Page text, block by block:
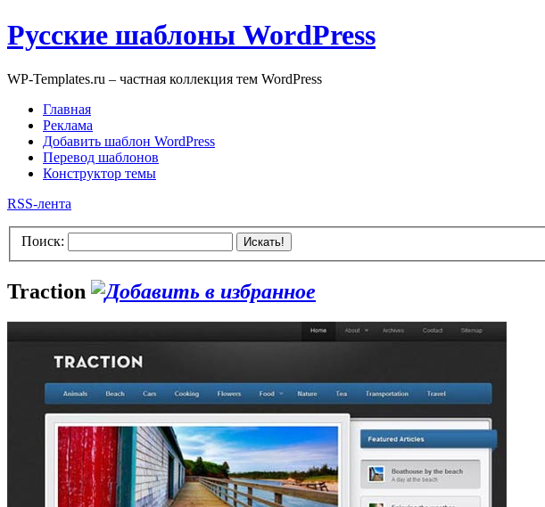
Русские шаблоны WordPress
WP-Templates.ru – частная коллекция тем WordPress
Главная
Реклама
Добавить шаблон WordPress
Перевод шаблонов
Конструктор темы
RSS-лента
Поиск: Искать!
Traction